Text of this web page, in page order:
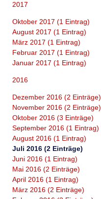
2017
Oktober 2017 (1 Eintrag)
August 2017 (1 Eintrag)
März 2017 (1 Eintrag)
Februar 2017 (1 Eintrag)
Januar 2017 (1 Eintrag)
2016
Dezember 2016 (2 Einträge)
November 2016 (2 Einträge)
Oktober 2016 (3 Einträge)
September 2016 (1 Eintrag)
August 2016 (1 Eintrag)
Juli 2016 (2 Einträge)
Juni 2016 (1 Eintrag)
Mai 2016 (2 Einträge)
April 2016 (1 Eintrag)
März 2016 (2 Einträge)